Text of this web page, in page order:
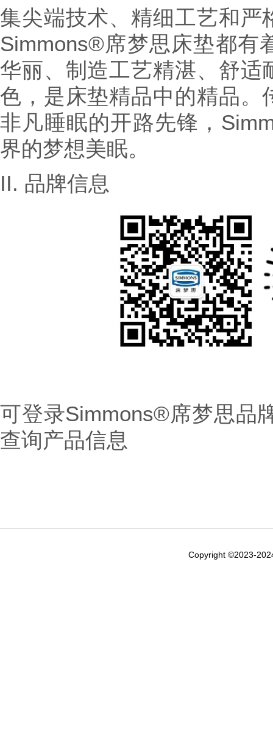
集尖端技术、精细工艺和
Simmons®席梦思床垫都有
华丽、制造工艺精湛、舒
色，是床垫精品中的精品。
非凡睡眠的开路先锋，
界的梦想美眠。
II. 品牌信息
可登录Simmons®席梦思品
查询产品信息
Copyright ©2023-